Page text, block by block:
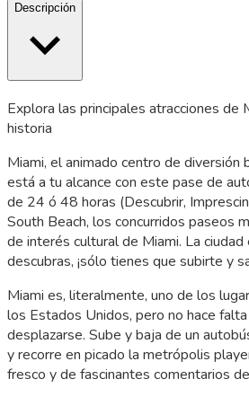
Descripción
Explora las principales atracciones de
historia
Miami, el animado centro de diversión
está a tu alcance con este pase de
de 24 ó 48 horas (Descubrir,
South Beach, los concurridos paseos
de interés cultural de Miami. La
descubras, ¡sólo tienes que subirte y
Miami es, literalmente, uno de los
los Estados Unidos, pero no hace
desplazarse. Sube y baja de un
y recorre en picado la metrópolis
fresco y de fascinantes comentarios